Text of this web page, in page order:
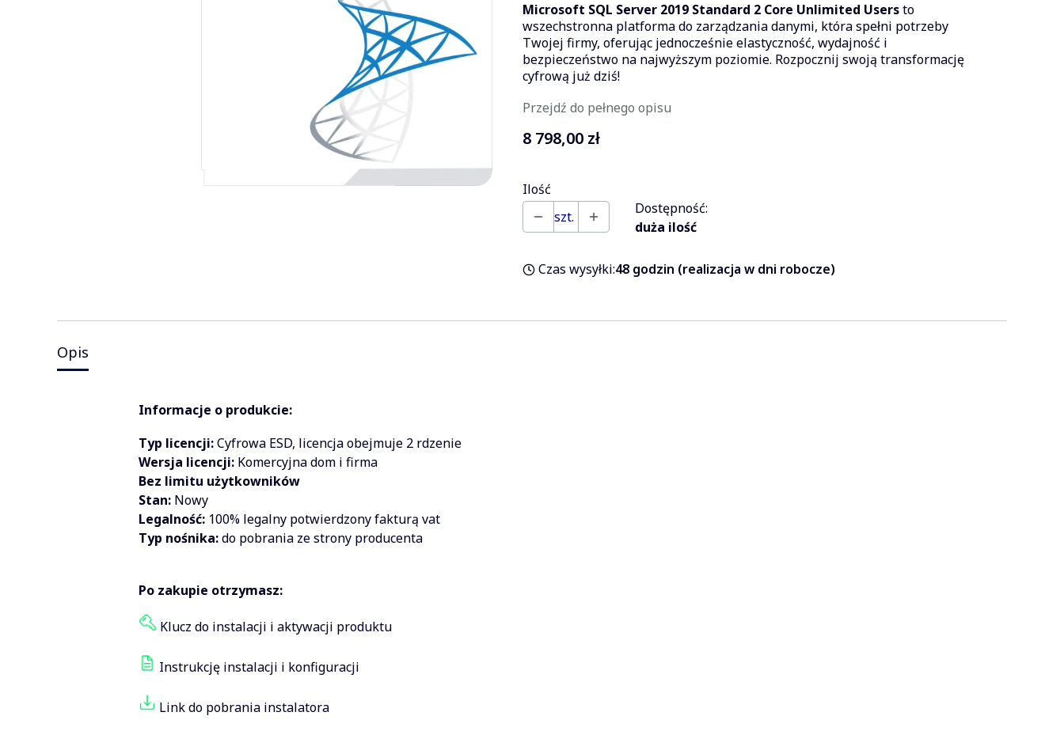
Microsoft SQL Server 2019 Standard 2 Core Unlimited Usersto
wszechstronna platforma do zarządzania danymi, która spełni potrzeby
Twojej firmy, oferując jednocześnie elastyczność, wydajność i
bezpieczeństwo na najwyższym poziomie. Rozpocznij swoją transformację
cyfrową już dziś!
Przejdź do pełnego opisu
Cena
8 798,00 zł
Ilość
szt.
Dostępność:
duża ilość
Czas wysyłki:48 godzin (realizacja w dni robocze)
Opis
Informacje o produkcie:
Typ licencji:Cyfrowa ESD, licencja obejmuje 2 rdzenie
Wersja licencji:Komercyjna dom i firma
Bez limitu użytkowników
Stan:Nowy
Legalność:100% legalny potwierdzony fakturą vat
Typ nośnika:do pobrania ze strony producenta
Po zakupie otrzymasz:
Klucz do instalacji i aktywacji produktu
Instrukcję instalacji i konfiguracji
Link do pobrania instalatora